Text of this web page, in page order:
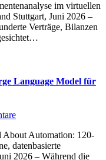
Stuttgart, Juni 2026 –
Verträge, Bilanzen
Language Model für
datenbasierte
2026 – Während die